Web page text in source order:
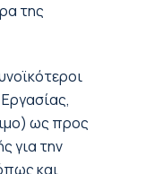
της
ως προς
για την
και